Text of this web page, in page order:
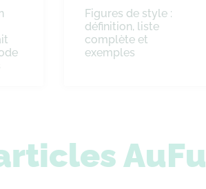
Figures de style :
définition, liste
complète et
exemples